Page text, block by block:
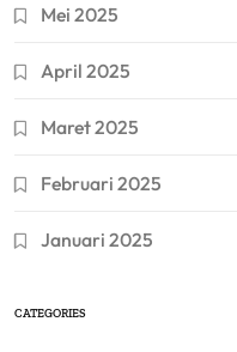
Mei 2025
April 2025
Maret 2025
Februari 2025
Januari 2025
CATEGORIES